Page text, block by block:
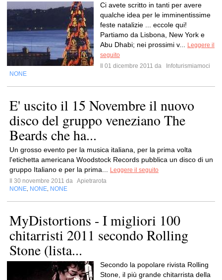
Ci avete scritto in tanti per avere
qualche idea per le imminentissime
feste natalizie ... eccole qui!
Partiamo da Lisbona, New York e
Abu Dhabi; nei prossimi v...
Leggere il
seguito
Il 01 dicembre 2011 da
Infoturismiamoci
NONE
E' uscito il 15 Novembre il nuovo
disco del gruppo veneziano The
Beards che ha...
Un grosso evento per la musica italiana, per la prima volta
l'etichetta americana Woodstock Records pubblica un disco di un
gruppo Italiano e per la prima...
Leggere il seguito
Il 30 novembre 2011 da Apietrarota
NONE NONE NONE
MyDistortions - I migliori 100
chitarristi 2011 secondo Rolling
Stone (lista...
Secondo la popolare rivista Rolling
Stone, il più grande chitarrista della